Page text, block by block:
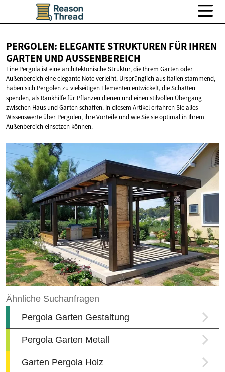
PERGOLEN: ELEGANTE STRUKTUREN FÜR IHREN
GARTEN UND AUSSENBEREICH
Eine Pergola ist eine architektonische Struktur, die Ihrem Garten oder
Außenbereich eine elegante Note verleiht. Ursprünglich aus Italien stammend,
haben sich Pergolen zu vielseitigen Elementen entwickelt, die Schatten
spenden, als Rankhilfe für Pflanzen dienen und einen stilvollen Übergang
zwischen Haus und Garten schaffen. In diesem Artikel erfahren Sie alles
Wissenswerte über Pergolen, ihre Vorteile und wie Sie sie optimal in Ihrem
Außenbereich einsetzen können.